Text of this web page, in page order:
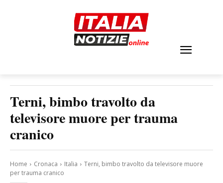
Terni, bimbo travolto da
televisore muore per trauma
cranico
Home Cronaca Italia
Terni, bimbo travolto da televisore muore
per trauma cranico